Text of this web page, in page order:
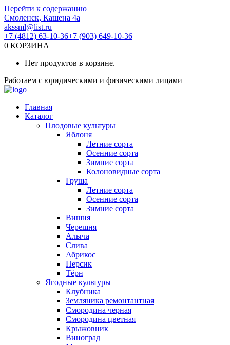
Перейти к содержанию
Смоленск, Кашена 4а
akssml@list.ru
+7 (4812) 63-10-36+7 (903) 649-10-36
0 КОРЗИНА
Нет продуктов в корзине.
Работаем с юридическими и физическими лицами
Главная
Каталог
Плодовые культуры
Яблоня
Летние сорта
Осенние сорта
Зимние сорта
Колоновидные сорта
Груша
Летние сорта
Осенние сорта
Зимние сорта
Вишня
Черешня
Алыча
Слива
Абрикос
Персик
Тёрн
Ягодные культуры
Клубника
Земляника ремонтантная
Смородина черная
Смородина цветная
Крыжовник
Виноград